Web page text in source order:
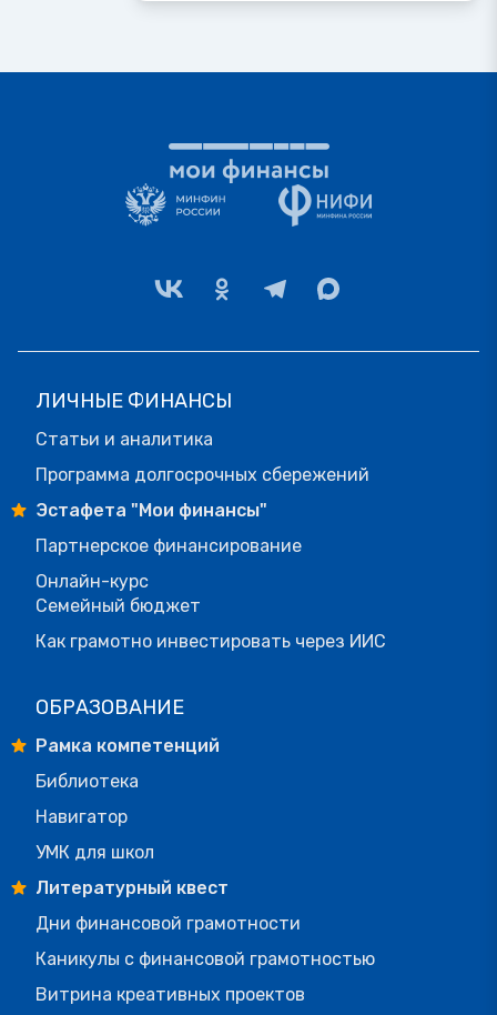
ЛИЧНЫЕ ФИНАНСЫ
Статьи и аналитика
Программа долгосрочных сбережений
Эстафета "Мои финансы"
Партнерское финансирование
Онлайн-курс
Семейный бюджет
Как грамотно инвестировать через ИИС
ОБРАЗОВАНИЕ
Рамка компетенций
Библиотека
Навигатор
УМК для школ
Литературный квест
Дни финансовой грамотности
Каникулы с финансовой грамотностью
Витрина креативных проектов